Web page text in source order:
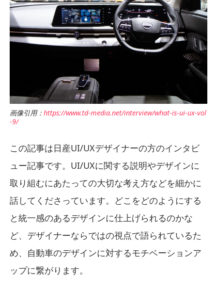
画像引用： https://www.td-media.net/interview/what-is-ui-ux-vol
-9/
この記事は日産UI/UXデザイナーの方のインタビ
ュー記事です。UI/UXに関する説明やデザインに
取り組むにあたっての大切な考え方などを細かに
話してくださっています。どこをどのようにする
と統一感のあるデザインに仕上げられるのかな
ど、デザイナーならではの視点で語られているた
め、自動車のデザインに対するモチベーションア
ップに繋がります。